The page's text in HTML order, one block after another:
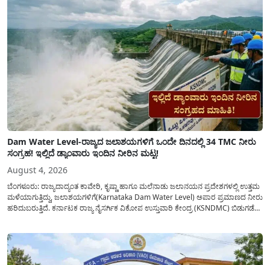
Dam Water Level-ರಾಜ್ಯದ ಜಲಾಶಯಗಳಿಗೆ ಒಂದೇ ದಿನದಲ್ಲಿ 34 TMC ನೀರು
ಸಂಗ್ರಹ! ಇಲ್ಲಿದೆ ಡ್ಯಾಂವಾರು ಇಂದಿನ ನೀರಿನ ಮಟ್ಟ!
August 4, 2026
ಬೆಂಗಳೂರು: ರಾಜ್ಯದಾದ್ಯಂತ ಕಾವೇರಿ, ಕೃಷ್ಣಾ ಹಾಗೂ ಮಲೆನಾಡು ಜಲಾನಯನ ಪ್ರದೇಶಗಳಲ್ಲಿ ಉತ್ತಮ
ಮಳೆಯಾಗುತ್ತಿದ್ದು, ಜಲಾಶಯಗಳಿಗೆ(Karnataka Dam Water Level) ಅಪಾರ ಪ್ರಮಾಣದ ನೀರು
ಹರಿದುಬರುತ್ತಿದೆ. ಕರ್ನಾಟಕ ರಾಜ್ಯ ನೈಸರ್ಗಿಕ ವಿಕೋಪ ಉಸ್ತುವಾರಿ ಕೇಂದ್ರ (KSNDMC) ಬಿಡುಗಡೆ